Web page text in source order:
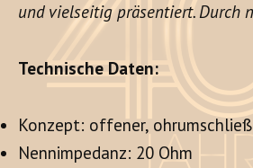
und vielseitig präsentiert. Durch
Technische Daten:
Konzept: offener,
Nennimpedanz: 20 Ohm